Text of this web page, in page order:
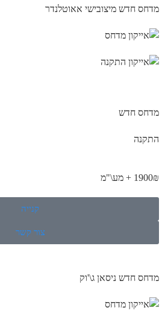
מדחס חדש מיצובישי אאוטלנדר
מדחס חדש
התקנה
1900₪ + מע\"מ
קנייה
צור קשר
מדחס חדש ניסאן ג\'וק